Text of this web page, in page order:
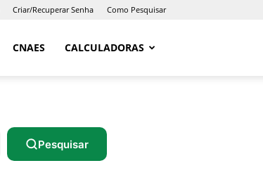
Criar/Recuperar Senha Como Pesquisar
CNAES CALCULADORAS
Pesquisar